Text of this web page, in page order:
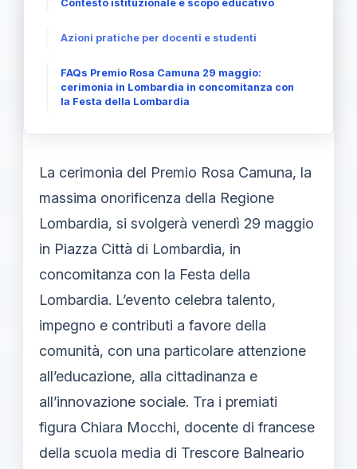
Contesto istituzionale e scopo educativo
Azioni pratiche per docenti e studenti
FAQs Premio Rosa Camuna 29 maggio:
cerimonia in Lombardia in concomitanza con
la Festa della Lombardia
La cerimonia del Premio Rosa Camuna, la
massima onorificenza della Regione
Lombardia, si svolgerà venerdì 29 maggio
in Piazza Città di Lombardia, in
concomitanza con la Festa della
Lombardia. L’evento celebra talento,
impegno e contributi a favore della
comunità, con una particolare attenzione
all’educazione, alla cittadinanza e
all’innovazione sociale. Tra i premiati
figura Chiara Mocchi, docente di francese
della scuola media di Trescore Balneario